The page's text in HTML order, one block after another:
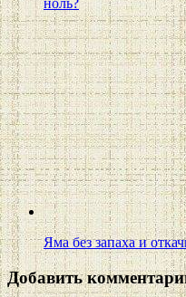
Яма без запаха и
Добавить